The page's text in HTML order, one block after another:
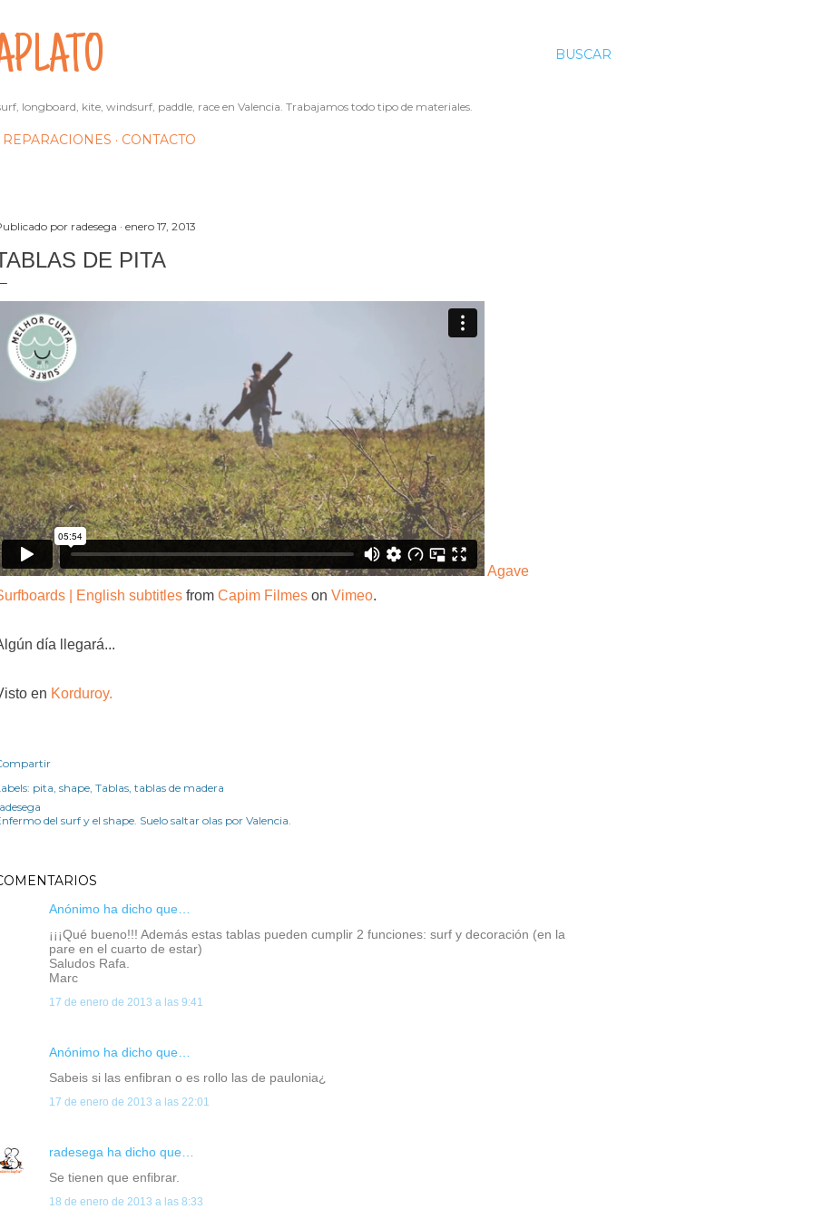
BUSCAR
longboard, kite, windsurf, paddle, race en Valencia. Trabajamos todo tipo de materiales.
REPARACIONES CONTACTO
por radesega enero 17, 2013
DE PITA
Agave
| English subtitles from Capim Filmes on Vimeo.
día llegará...
en Korduroy.
pita shape Tablas tablas de madera
del surf y el shape. Suelo saltar olas por Valencia.
Anónimo ha dicho que…
¡¡¡Qué bueno!!! Además estas tablas pueden cumplir 2 funciones: surf y decoración (en la
pare en el cuarto de estar)
Saludos Rafa.
Marc
17 de enero de 2013 a las 9:41
Anónimo ha dicho que…
Sabeis si las enfibran o es rollo las de paulonia¿
17 de enero de 2013 a las 22:01
radesega ha dicho que…
Se tienen que enfibrar.
18 de enero de 2013 a las 8:33